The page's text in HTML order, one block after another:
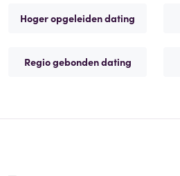
Hoger opgeleiden dating
Regio gebonden dating